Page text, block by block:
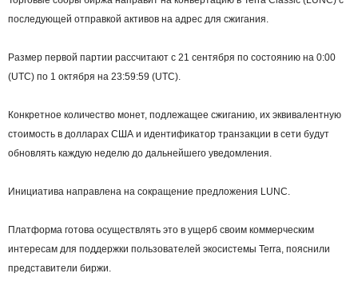
последующей отправкой активов на адрес для сжигания.
Размер первой партии рассчитают с 21 сентября по состоянию на 0:00
(UTC) по 1 октября на 23:59:59 (UTC).
Конкретное количество монет, подлежащее сжиганию, их эквивалентную
стоимость в долларах США и идентификатор транзакции в сети будут
обновлять каждую неделю до дальнейшего уведомления.
Инициатива направлена на сокращение предложения LUNC.
Платформа готова осуществлять это в ущерб своим коммерческим
интересам для поддержки пользователей экосистемы Terra, пояснили
представители биржи.